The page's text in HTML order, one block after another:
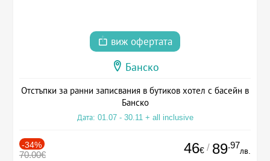
виж офертата
Банско
Отстъпки за ранни записвания в бутиков хотел с басейн в
Банско
Дата: 01.07 - 30.11 + all inclusive
-34%
70.00€ 46€ / 89.97
лв.